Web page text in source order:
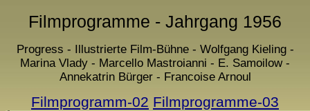
Filmprogramme - Jahrgang 1956
Progress - Illustrierte Film-Bühne - Wolfgang Kieling -
Marina Vlady - Marcello Mastroianni - E. Samoilow -
Annekatrin Bürger - Francoise Arnoul
Filmprogramm-02 Filmprogramme-03